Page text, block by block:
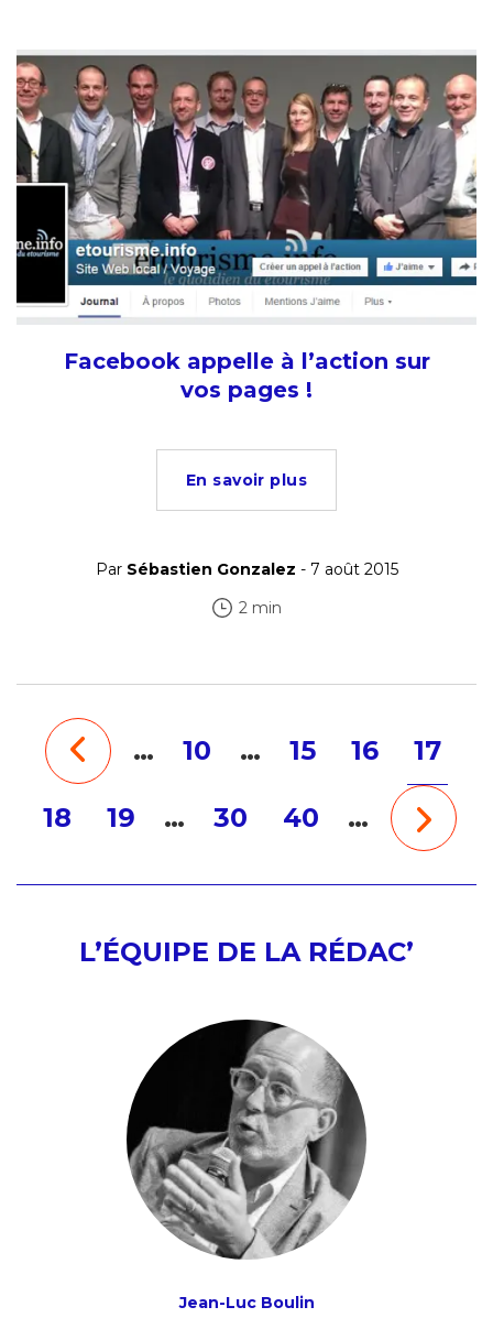
Facebook appelle à l’action sur
vos pages !
En savoir plus
Par Sébastien Gonzalez - 7 août 2015
2 min
… 10 … 15 16 17
18 19 … 30 40 …
L’ÉQUIPE DE LA RÉDAC’
Jean-Luc Boulin